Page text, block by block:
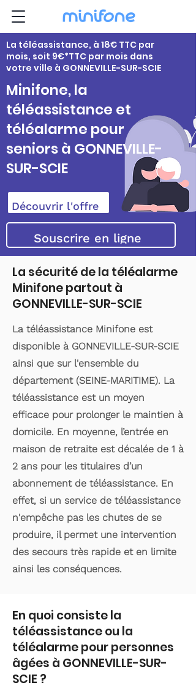
La téléassistance, à 18€ TTC par
mois, soit 9€*TTC par mois dans
votre ville à GONNEVILLE-SUR-SCIE
Minifone, la
téléassistance et
téléalarme pour
seniors à GONNEVILLE-
SUR-SCIE
Découvrir l'offre
Souscrire en ligne
La sécurité de la téléalarme
Minifone partout à
GONNEVILLE-SUR-SCIE
La téléassistance Minifone est
disponible à GONNEVILLE-SUR-SCIE
ainsi que sur l'ensemble du
département (SEINE-MARITIME). La
téléassistance est un moyen
efficace pour prolonger le maintien à
domicile. En moyenne, l’entrée en
maison de retraite est décalée de 1 à
2 ans pour les titulaires d’un
abonnement de téléassistance. En
effet, si un service de téléassistance
n'empêche pas les chutes de se
produire, il permet une intervention
des secours très rapide et en limite
ainsi les conséquences.
En quoi consiste la
téléassistance ou la
téléalarme pour personnes
âgées à GONNEVILLE-SUR-
SCIE ?